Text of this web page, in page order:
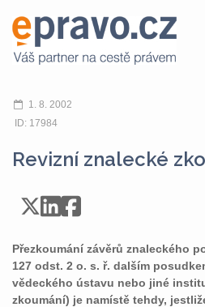
1. 8. 2002
ID: 17984
Revizní znalecké
Přezkoumání závěrů znaleckého
127 odst. 2 o. s. ř. dalším
vědeckého ústavu nebo jiné
zkoumání) je namístě tehdy,